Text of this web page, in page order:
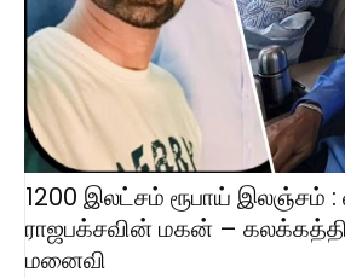
1200 இலட்சம் ரூபாய் இலஞ்சம் :
ராஜபக்சவின் மகன் –
மனைவி